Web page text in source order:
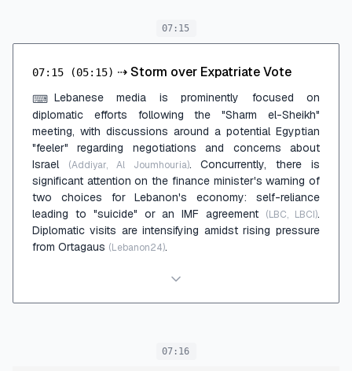
07:15
07:15 (05:15) ⇢Storm over Expatriate Vote
⌨ Lebanese media is prominently focused on
diplomatic efforts following the "Sharm el-Sheikh"
meeting, with discussions around a potential Egyptian
"feeler" regarding negotiations and concerns about
Israel
(Addiyar, Al Joumhouria). Concurrently, there is
significant attention on the finance minister's warning of
two choices for Lebanon's economy: self-reliance
leading to "suicide" or an IMF agreement
(LBC, LBCI).
Diplomatic visits are intensifying amidst rising pressure
from Ortagaus (Lebanon24).
07:16